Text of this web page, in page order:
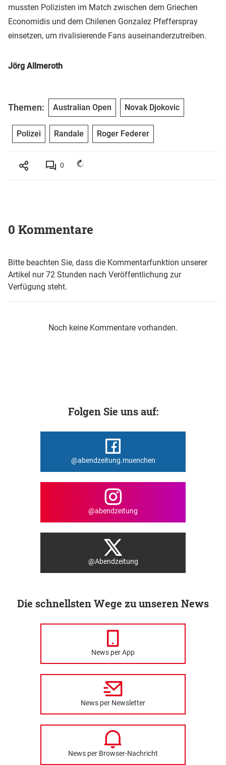
mussten Polizisten im Match zwischen dem Griechen
Economidis und dem Chilenen Gonzalez Pfefferspray
einsetzen, um rivalisierende Fans auseinanderzutreiben.
Jörg Allmeroth
Themen: Australian Open Novak Djokovic
Polizei Randale Roger Federer
0
0 Kommentare
Bitte beachten Sie, dass die Kommentarfunktion unserer
Artikel nur 72 Stunden nach Veröffentlichung zur
Verfügung steht.
Noch keine Kommentare vorhanden.
Folgen Sie uns auf:
@abendzeitung.muenchen
@abendzeitung
@Abendzeitung
Die schnellsten Wege zu unseren News
News per App
News per Newsletter
News per Browser-Nachricht